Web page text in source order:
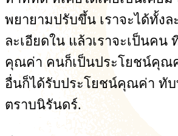
พยายามปรับขึ้น เราจะได้ทั้งล
ละเอียดใน แล้วเราจะเป็นคน
คุณค่า คนก็เป็นประโยชน์คุณ
อื่นก็ได้รับประโยชน์คุณค่า ทับ
ตราบนิรันดร์.